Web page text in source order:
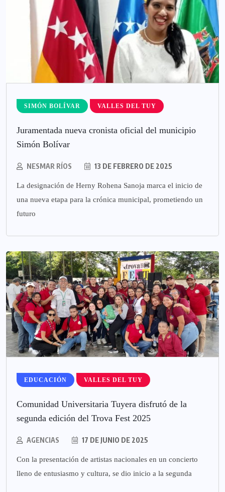
SIMÓN BOLÍVAR VALLES DEL TUY
Juramentada nueva cronista oficial del municipio
Simón Bolívar
NESMAR RÍOS 13 DE FEBRERO DE 2025
La designación de Herny Rohena Sanoja marca el inicio de
una nueva etapa para la crónica municipal, prometiendo un
futuro
EDUCACIÓN VALLES DEL TUY
Comunidad Universitaria Tuyera disfrutó de la
segunda edición del Trova Fest 2025
AGENCIAS 17 DE JUNIO DE 2025
Con la presentación de artistas nacionales en un concierto
lleno de entusiasmo y cultura, se dio inicio a la segunda